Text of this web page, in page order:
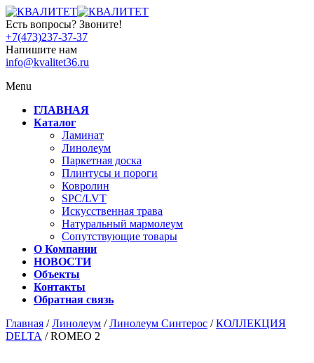
Есть вопросы? Звоните!
+7(473)237-37-37
Напишите нам
info@kvalitet36.ru
Menu
ГЛАВНАЯ
Каталог
Ламинат
Линолеум
Паркетная доска
Плинтусы и пороги
Ковролин
SPC/LVT
Искусственная трава
Натуральный мармолеум
Сопутствующие товары
О Компании
НОВОСТИ
Объекты
Контакты
Обратная связь
Главная /Линолеум /Линолеум Синтерос /КОЛЛЕКЦИЯ
DELTA / ROMEO 2